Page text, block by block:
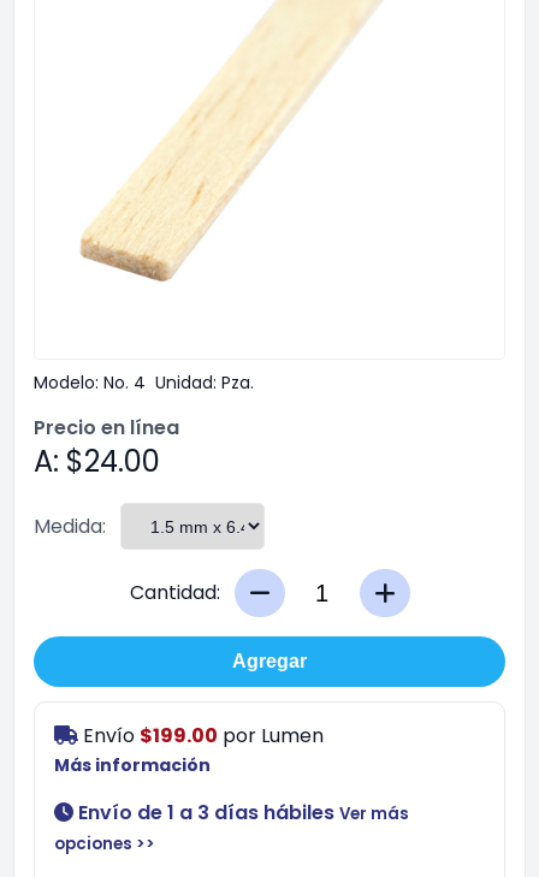
Modelo: No. 4 Unidad: Pza.
Precio en línea
A: $24.00
Medida:
Cantidad:
Agregar
Envío $199.00 por Lumen
Más información
Envío de 1 a 3 días hábiles Ver más
opciones >>